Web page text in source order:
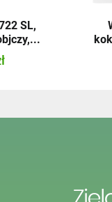
SL,